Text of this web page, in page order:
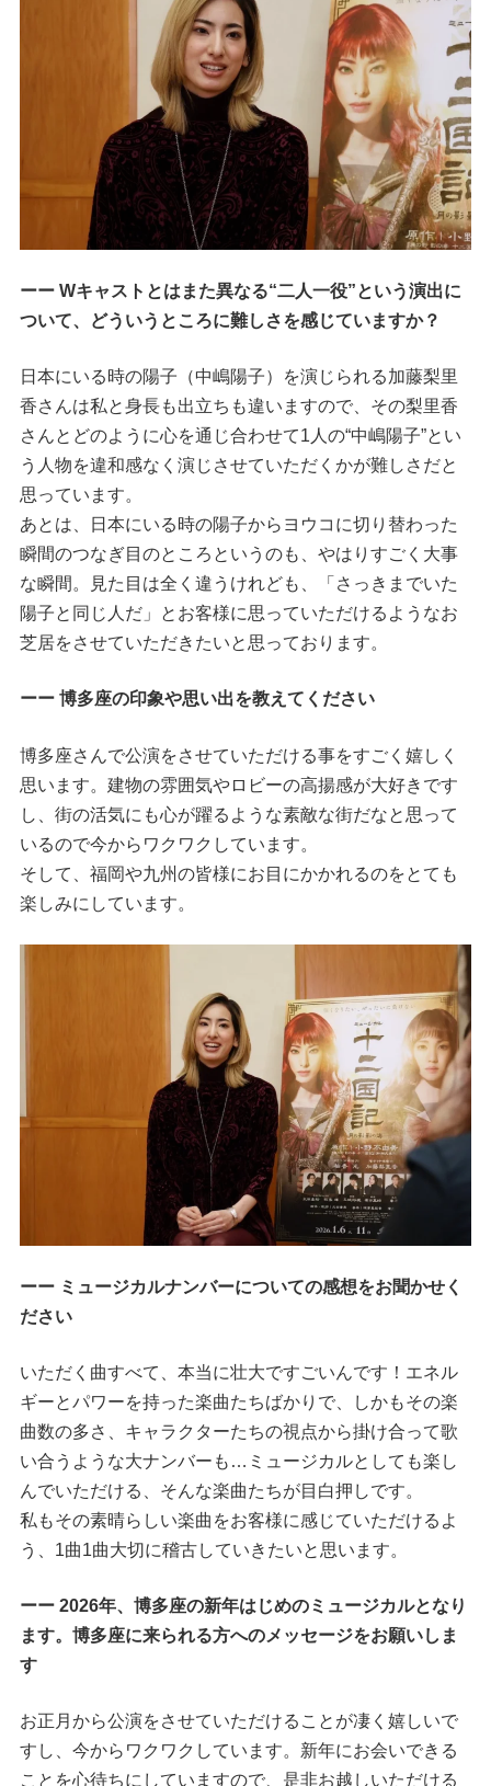
ーー Wキャストとはまた異なる“二人一役”という演出に
ついて、どういうところに難しさを感じていますか？
日本にいる時の陽子（中嶋陽子）を演じられる加藤梨里
香さんは私と身長も出立ちも違いますので、その梨里香
さんとどのように心を通じ合わせて1人の“中嶋陽子”とい
う人物を違和感なく演じさせていただくかが難しさだと
思っています。
あとは、日本にいる時の陽子からヨウコに切り替わった
瞬間のつなぎ目のところというのも、やはりすごく大事
な瞬間。見た目は全く違うけれども、「さっきまでいた
陽子と同じ人だ」とお客様に思っていただけるようなお
芝居をさせていただきたいと思っております。
ーー 博多座の印象や思い出を教えてください
博多座さんで公演をさせていただける事をすごく嬉しく
思います。建物の雰囲気やロビーの高揚感が大好きです
し、街の活気にも心が躍るような素敵な街だなと思って
いるので今からワクワクしています。
そして、福岡や九州の皆様にお目にかかれるのをとても
楽しみにしています。
ーー ミュージカルナンバーについての感想をお聞かせく
ださい
いただく曲すべて、本当に壮大ですごいんです！エネル
ギーとパワーを持った楽曲たちばかりで、しかもその楽
曲数の多さ、キャラクターたちの視点から掛け合って歌
い合うような大ナンバーも…ミュージカルとしても楽し
んでいただける、そんな楽曲たちが目白押しです。
私もその素晴らしい楽曲をお客様に感じていただけるよ
う、1曲1曲大切に稽古していきたいと思います。
ーー 2026年、博多座の新年はじめのミュージカルとなり
ます。博多座に来られる方へのメッセージをお願いしま
す
お正月から公演をさせていただけることが凄く嬉しいで
すし、今からワクワクしています。新年にお会いできる
ことを心待ちにしていますので、是非お越しいただける